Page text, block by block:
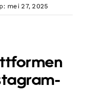
mei 27, 2025